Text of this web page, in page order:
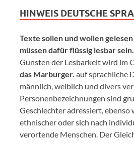
HINWEIS DEUTSCHE
Texte sollen und wollen
müssen dafür flüssig lesbar sein.
Gunsten der Lesbarkeit wird im
das Marburger. auf sprachliche
männlich, weiblich und divers
Personenbezeichnungen sind
Geschlechter adressiert, ebenso
ethnischer oder sich nach
verortende Menschen. Der